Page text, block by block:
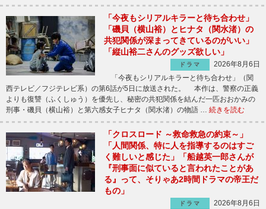
「今夜もシリアルキラーと待ち合わせ」
「磯貝（横山裕）とヒナタ（関水渚）の
共犯関係が深まってきているのがいい」
「縦山裕二さんのグッズ欲しい」
ドラマ
2026年8月6日
「今夜もシリアルキラーと待ち合わせ」（関
西テレビ／フジテレビ系）の第6話が5日に放送された。 本作は、警察の正義
よりも復讐（ふくしゅう）を優先し、秘密の共犯関係を結んだ一匹おおかみの
刑事・磯貝（横山裕）と第六感女子ヒナタ（関水渚）の物語 … 続きを読む
「クロスロード ～救命救急の約束～」
「人間関係、特に人を指導するのはすご
く難しいと感じた」「船越英一郎さんが
『刑事面に似ていると言われたことがあ
る』って、そりゃあ2時間ドラマの帝王だ
もの」
ドラマ
2026年8月6日